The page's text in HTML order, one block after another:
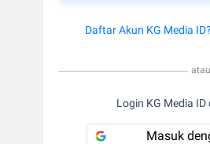
Daftar Akun KG Media ID?
atau
Login KG Media
Masuk